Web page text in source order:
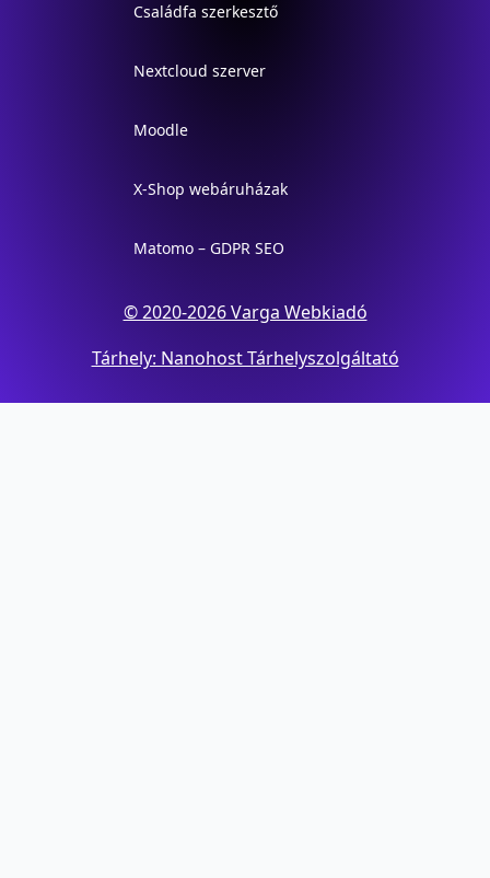
Családfa szerkesztő
Nextcloud szerver
Moodle
X-Shop webáruházak
Matomo – GDPR SEO
© 2020-2026 Varga Webkiadó
Tárhely: Nanohost Tárhelyszolgáltató